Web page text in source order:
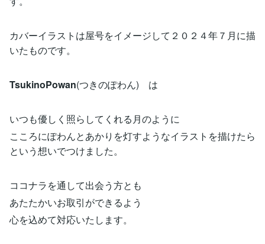
カバーイラストは屋号をイメージして２０２４年７月に描
いたものです。
TsukinoPowan(つきのぽわん) は
いつも優しく照らしてくれる月のように
こころにぽわんとあかりを灯すようなイラストを描けたら
という想いでつけました。
ココナラを通して出会う方とも
あたたかいお取引ができるよう
心を込めて対応いたします。